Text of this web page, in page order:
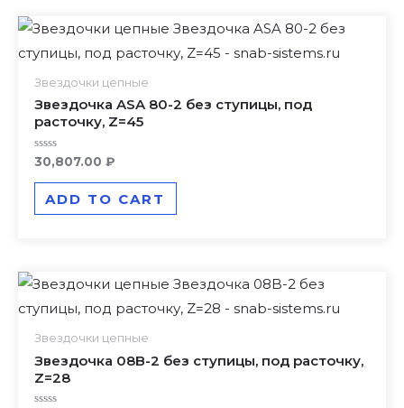
Звездочки цепные
Звездочка ASA 80-2 без ступицы, под
расточку, Z=45
Rated
out
30,807.00 ₽
ADD TO CART
Звездочки цепные
Звездочка 08B-2 без ступицы, под расточку,
Z=28